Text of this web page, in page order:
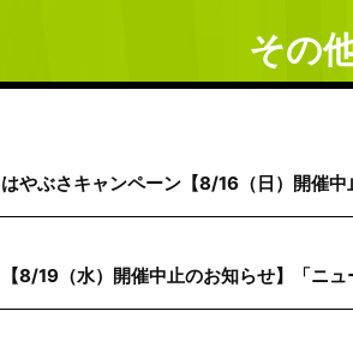
その
はやぶさキャンペーン【8/16（日）開催中
【8/19（水）開催中止のお知らせ】「ニ